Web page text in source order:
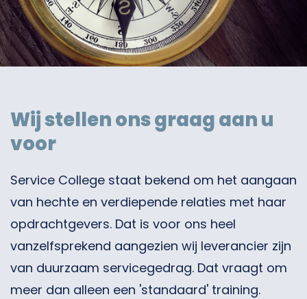
Wij stellen ons graag aan u
voor
Service College staat bekend om het aangaan
van hechte en verdiepende relaties met haar
opdrachtgevers. Dat is voor ons heel
vanzelfsprekend aangezien wij leverancier zijn
van duurzaam servicegedrag. Dat vraagt om
meer dan alleen een 'standaard' training.